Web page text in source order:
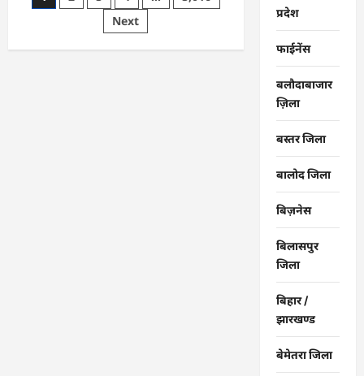
भगवान
शिव
पर
Next
प्रदेश
फाईनेंस
बलौदाबाजार
ज़िला
बस्तर जिला
बालोद जिला
बिज़नेस
बिलासपुर
जिला
बिहार /
झारखण्ड
बेमेतरा जिला